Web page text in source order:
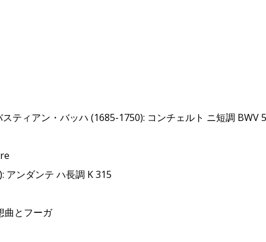
ティアン・バッハ (1685-1750): コンチェルト ニ短調 BWV
アンダンテ ハ長調 K 315
曲とフーガ